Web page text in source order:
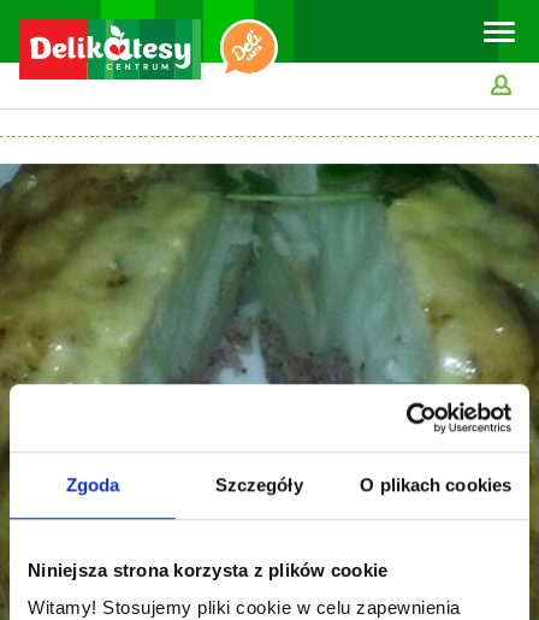
Zgoda Szczegóły O plikach cookies
Niniejsza strona korzysta z plików cookie
Witamy! Stosujemy pliki cookie w celu zapewnienia
Toggle